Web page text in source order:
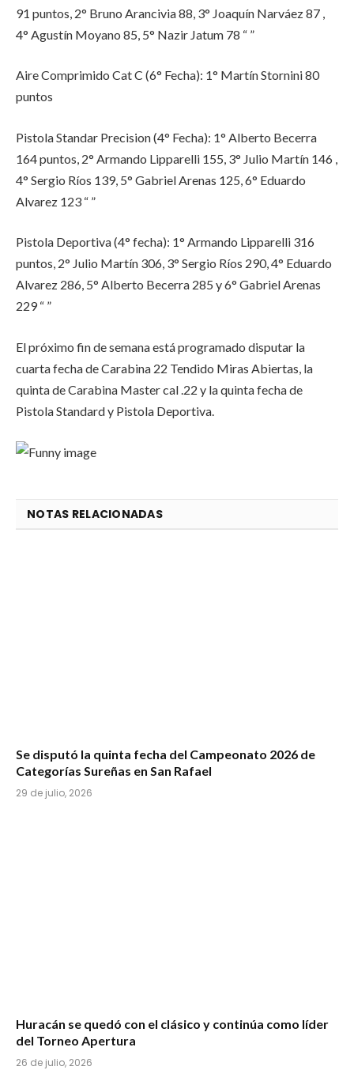
91 puntos, 2° Bruno Arancivia 88, 3° Joaquín Narváez 87 ,
4° Agustín Moyano 85, 5° Nazir Jatum 78 “ ”
Aire Comprimido Cat C (6° Fecha): 1° Martín Stornini 80
puntos
Pistola Standar Precision (4° Fecha): 1° Alberto Becerra
164 puntos, 2° Armando Lipparelli 155, 3° Julio Martín 146 ,
4° Sergio Ríos 139, 5° Gabriel Arenas 125, 6° Eduardo
Alvarez 123 “ ”
Pistola Deportiva (4° fecha): 1° Armando Lipparelli 316
puntos, 2° Julio Martín 306, 3° Sergio Ríos 290, 4° Eduardo
Alvarez 286, 5° Alberto Becerra 285 y 6° Gabriel Arenas
229 “ ”
El próximo fin de semana está programado disputar la
cuarta fecha de Carabina 22 Tendido Miras Abiertas, la
quinta de Carabina Master cal .22 y la quinta fecha de
Pistola Standard y Pistola Deportiva.
NOTAS RELACIONADAS
Se disputó la quinta fecha del Campeonato 2026 de
Categorías Sureñas en San Rafael
29 de julio, 2026
Huracán se quedó con el clásico y continúa como líder
del Torneo Apertura
26 de julio, 2026